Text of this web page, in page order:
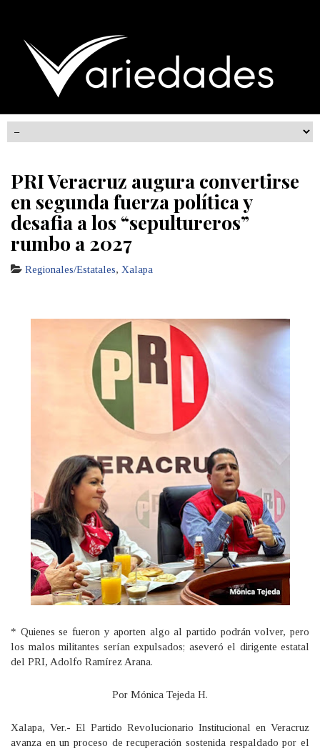
PRI Veracruz augura convertirse
en segunda fuerza política y
desafia a los “sepultureros”
rumbo a 2027
Regionales/Estatales, Xalapa
* Quienes se fueron y aporten algo al partido podrán volver, pero
los malos militantes serían expulsados; aseveró el dirigente estatal
del PRI, Adolfo Ramírez Arana.
Por Mónica Tejeda H.
Xalapa, Ver.- El Partido Revolucionario Institucional en Veracruz
avanza en un proceso de recuperación sostenida respaldado por el